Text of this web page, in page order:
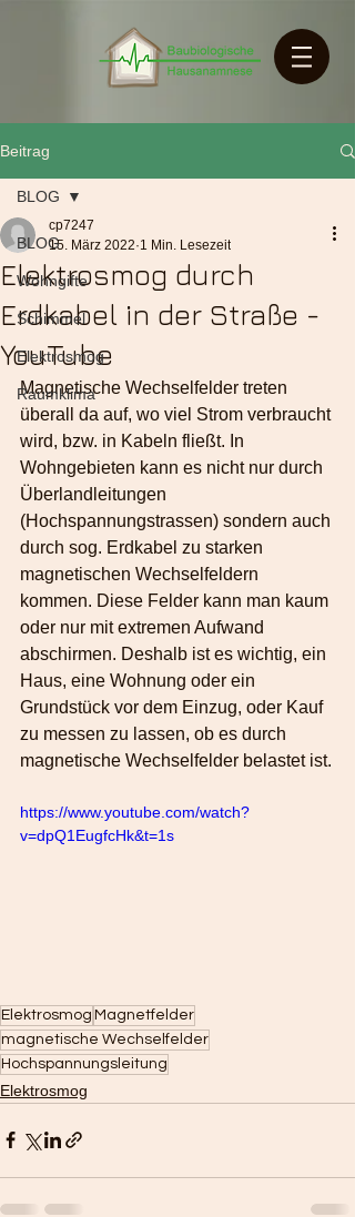
Beitrag
BLOG
Wohngifte
Schimmel
Elektrosmog
Raumklima
BLOG
Elektrosmog durch
Erdkabel in der Straße -
YouTube
cp7247
15. März 2022 1 Min. Lesezeit
Magnetische Wechselfelder treten
überall da auf, wo viel Strom verbraucht
wird, bzw. in Kabeln fließt. In
Wohngebieten kann es nicht nur durch
Überlandleitungen
(Hochspannungstrassen) sondern auch
durch sog. Erdkabel zu starken
magnetischen Wechselfeldern
kommen. Diese Felder kann man kaum
oder nur mit extremen Aufwand
abschirmen. Deshalb ist es wichtig, ein
Haus, eine Wohnung oder ein
Grundstück vor dem Einzug, oder Kauf
zu messen zu lassen, ob es durch
magnetische Wechselfelder belastet ist.
https://www.youtube.com/watch?
v=dpQ1EugfcHk&t=1s
Elektrosmog Magnetfelder
magnetische Wechselfelder
Hochspannungsleitung
Elektrosmog